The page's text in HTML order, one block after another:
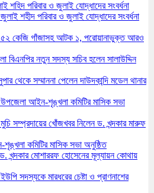
শহিদ পরিবার ও জুলাই যোদ্ধাদের সংবর্ধনা
জুলাই শহীদ পরিবার ও জুলাই যোদ্ধাদের সংবর্ধনা
৫২ কেজি গাঁজাসহ আটক ১, পরোয়ানাভুক্ত আরও
বিএনপির নতুন সদস্য সচিব হলেন সালাউদ্দিন
থেকে সম্মাননা পেলেন দাউদকান্দি মডেল থানার
উপজেলা আইন-শৃঙ্খলা কমিটির মাসিক সভা
মুচি সম্প্রদায়ের খোঁজখবর নিলেন ড. খন্দকার মারুফ
কমিটির মাসিক সভা অনুষ্ঠিত
খন্দকার মোশাররফ হোসেনের মূল্যায়ন কোথায়
ইউপি সদস্যকে মারধরের চেষ্টা ও প্রাণনাশের